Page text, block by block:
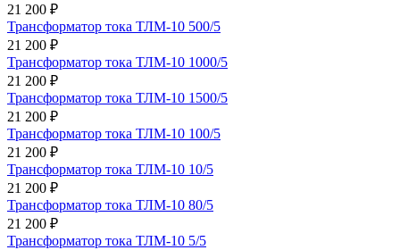
21 200 ₽
Трансформатор тока ТЛМ-10 500/5
21 200 ₽
Трансформатор тока ТЛМ-10 1000/5
21 200 ₽
Трансформатор тока ТЛМ-10 1500/5
21 200 ₽
Трансформатор тока ТЛМ-10 100/5
21 200 ₽
Трансформатор тока ТЛМ-10 10/5
21 200 ₽
Трансформатор тока ТЛМ-10 80/5
21 200 ₽
Трансформатор тока ТЛМ-10 5/5